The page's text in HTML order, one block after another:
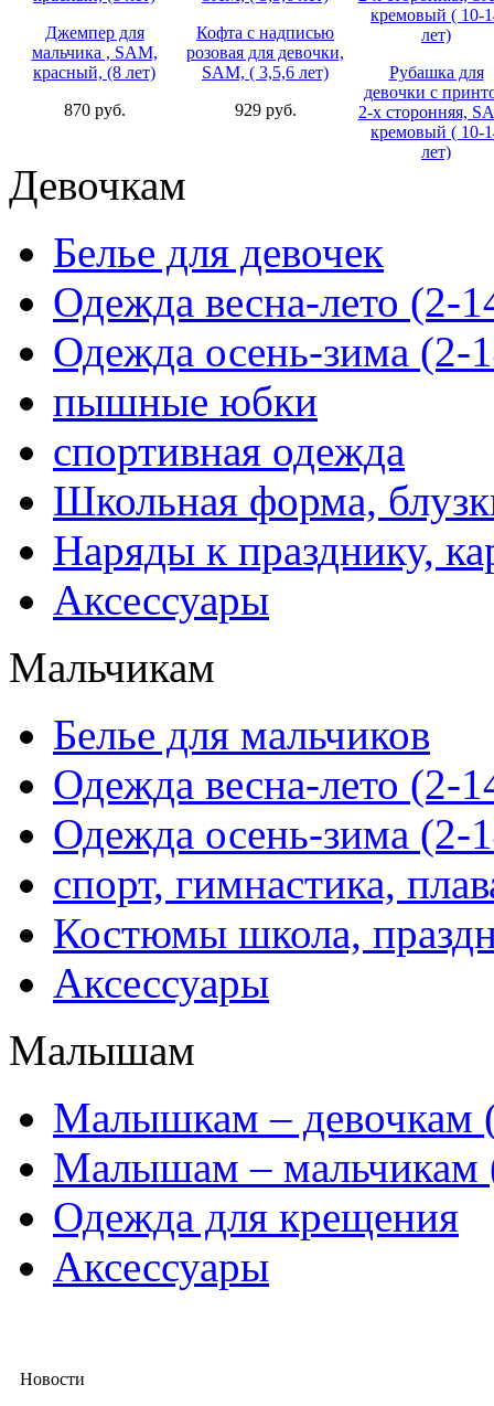
Джемпер для
мальчика , SAM,
красный, (8 лет)
870 руб.
Кофта с надписью
розовая для девочки,
SAM, ( 3,5,6 лет)
929 руб.
Рубашка для
девочки с
2-х сторонняя,
кремовый ( 10-
лет)
Девочкам
Белье для девочек
Одежда весна-лето (2-
Одежда осень-зима (2-
пышные юбки
спортивная одежда
Школьная форма,
Наряды к празднику,
Аксессуары
Мальчикам
Белье для мальчиков
Одежда весна-лето (2-
Одежда осень-зима (2-
спорт, гимнастика,
Костюмы школа,
Аксессуары
Малышам
Mалышкам – девочкам
Малышам – мальчикам
Одежда для крещения
Аксессуары
Новости